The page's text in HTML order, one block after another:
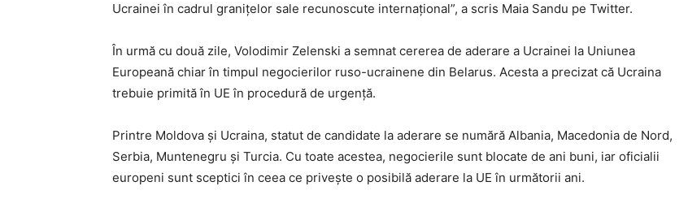
Ucrainei în cadrul granițelor sale recunoscute internațional”, a scris Maia Sandu pe Twitter.
În urmă cu două zile, Volodimir Zelenski a semnat cererea de aderare a Ucrainei la Uniunea
Europeană chiar în timpul negocierilor ruso-ucrainene din Belarus. Acesta a precizat că Ucraina
trebuie primită în UE în procedură de urgență.
Printre Moldova și Ucraina, statut de candidate la aderare se numără Albania, Macedonia de Nord,
Serbia, Muntenegru şi Turcia. Cu toate acestea, negocierile sunt blocate de ani buni, iar oficialii
europeni sunt sceptici în ceea ce privește o posibilă aderare la UE în următorii ani.